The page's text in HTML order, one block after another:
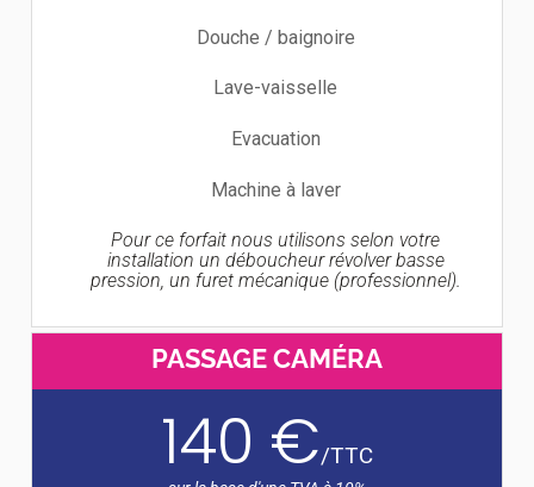
Douche / baignoire
Lave-vaisselle
Evacuation
Machine à laver
Pour ce forfait nous utilisons selon votre
installation un déboucheur révolver basse
pression, un furet mécanique (professionnel).
PASSAGE CAMÉRA
140 €/TTC